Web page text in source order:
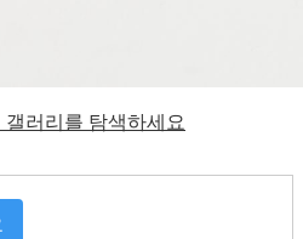
러리를 탐색하세요